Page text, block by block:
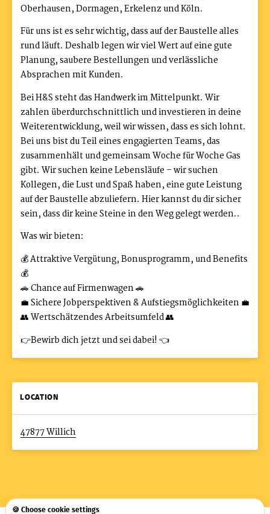
Oberhausen, Dormagen, Erkelenz und Köln.
Für uns ist es sehr wichtig, dass auf der Baustelle alles
rund läuft. Deshalb legen wir viel Wert auf eine gute
Planung, saubere Bestellungen und verlässliche
Absprachen mit Kunden.
Bei H&S steht das Handwerk im Mittelpunkt. Wir
zahlen überdurchschnittlich und investieren in deine
Weiterentwicklung, weil wir wissen, dass es sich lohnt.
Bei uns bist du Teil eines engagierten Teams, das
zusammenhält und gemeinsam Woche für Woche Gas
gibt. Wir suchen keine Lebensläufe – wir suchen
Kollegen, die Lust und Spaß haben, eine gute Leistung
auf der Baustelle abzuliefern. Hier kannst du dir sicher
sein, dass dir keine Steine in den Weg gelegt werden..
Was wir bieten:
💰 Attraktive Vergütung, Bonusprogramm, und Benefits
💰
🚗 Chance auf Firmenwagen 🚗
💼 Sichere Jobperspektiven & Aufstiegsmöglichkeiten 💼
👥 Wertschätzendes Arbeitsumfeld 👥
👉Bewirb dich jetzt und sei dabei! 👈
LOCATION
47877 Willich
🍪 Choose cookie settings